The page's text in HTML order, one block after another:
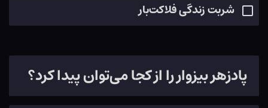
شربت زندگی فلاکت‌بار
پادزهر بیزوار را از کجا می‌توان پیدا کرد؟